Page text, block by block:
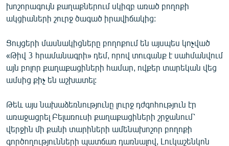
խոշորագույն քաղաքներում սկիզբ առած բողոքի
ակցիաների շուրջ ծագած իրավիճակից:
Ցույցերի մասնակիցները բողոքում են այսպես կոչված
«Թիվ 3 հրամանագրի» դեմ, որով տուգանք է սահմանվում
այն բոլոր քաղաքացիների համար, ովքեր տարեկան վեց
ամսից քիչ են աշխատել:
Թեև այս նախաձեռնությունը լուրջ դժգոհություն էր
առաջացրել Բելառուսի քաղաքացիների շրջանում՝
վերջին մի քանի տարիների ամենախոշոր բողոքի
գործողությունների պատճառ դառնալով, Լուկաշենկոն